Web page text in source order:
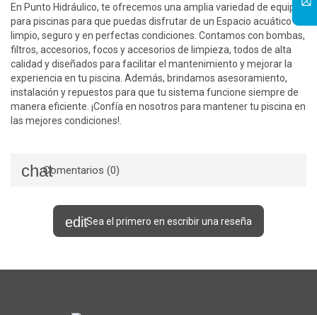
En Punto Hidráulico, te ofrecemos una amplia variedad de equipos
para piscinas para que puedas disfrutar de un Espacio acuático
limpio, seguro y en perfectas condiciones. Contamos con bombas,
filtros, accesorios, focos y accesorios de limpieza, todos de alta
calidad y diseñados para facilitar el mantenimiento y mejorar la
experiencia en tu piscina. Además, brindamos asesoramiento,
instalación y repuestos para que tu sistema funcione siempre de
manera eficiente. ¡Confía en nosotros para mantener tu piscina en
las mejores condiciones!.
Comentarios (0)
Sea el primero en escribir una reseña